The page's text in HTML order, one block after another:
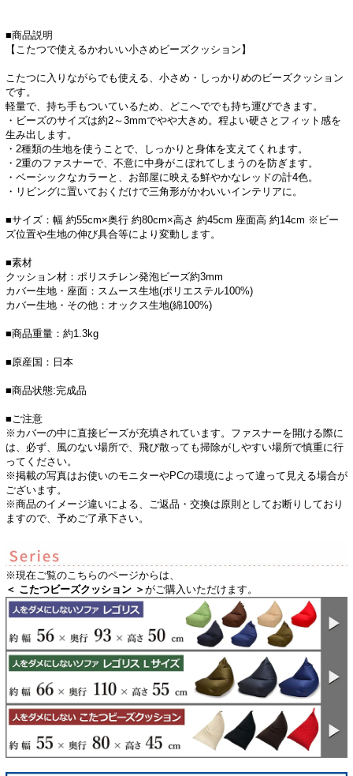
■商品説明
【こたつで使えるかわいい小さめビーズクッション】
こたつに入りながらでも使える、小さめ・しっかりめのビーズクッション
です。
軽量で、持ち手もついているため、どこへででも持ち運びできます。
・ビーズのサイズは約2～3mmでやや大きめ。程よい硬さとフィット感を
生み出します。
・2種類の生地を使うことで、しっかりと身体を支えてくれます。
・2重のファスナーで、不意に中身がこぼれてしまうのを防ぎます。
・ベーシックなカラーと、お部屋に映える鮮やかなレッドの計4色。
・リビングに置いておくだけで三角形がかわいいインテリアに。
■サイズ：幅 約55cm×奥行 約80cm×高さ 約45cm 座面高 約14cm ※ビー
ズ位置や生地の伸び具合等により変動します。
■素材
クッション材：ポリスチレン発泡ビーズ約3mm
カバー生地・座面：スムース生地(ポリエステル100%)
カバー生地・その他：オックス生地(綿100%)
■商品重量：約1.3kg
■原産国：日本
■商品状態:完成品
■ご注意
※カバーの中に直接ビーズが充填されています。ファスナーを開ける際に
は、必ず、風のない場所で、飛び散っても掃除がしやすい場所で慎重に行
ってください。
※掲載の写真はお使いのモニターやPCの環境によって違って見える場合が
ございます。
※商品のイメージ違いによる、ご返品・交換は原則としてお断りしており
ますので、予めご了承下さい。
※現在ご覧のこちらのページからは、
＜ こたつビーズクッション ＞ がご購入いただけます。